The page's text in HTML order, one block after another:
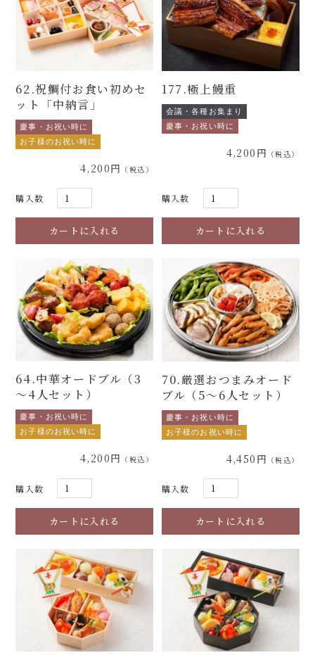
62.祝鯛付お食い初めセ
ット「中納言」
慶事・お祝い時に
お子様のお祝い時に
4,200円
購入数
177.極上鰻重
会議・各種お集まり
慶事・お祝い時に
4,200円
購入数
64.中華オードブル（3
～4人セット）
慶事・お祝い時に
お子様のお祝い時に
4,200円
購入数
70.厳選おつまみオード
ブル（5～6人セット）
慶事・お祝い時に
お子様のお祝い時に
4,450円
購入数